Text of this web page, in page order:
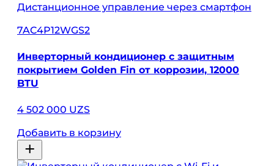
Дистанционное управление через смартфон
7AC4P12WGS2
Инверторный кондиционер с защитным
покрытием Golden Fin от коррозии, 12000
BTU
4 502 000 UZS
Добавить в корзину